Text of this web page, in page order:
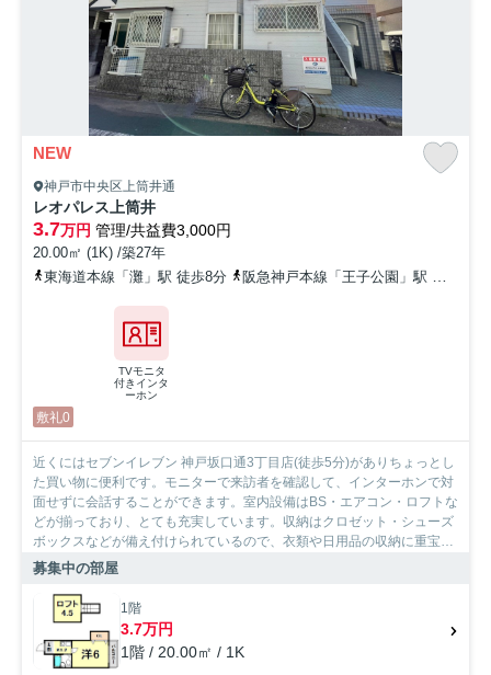
NEW
神戸市中央区上筒井通
レオパレス上筒井
3.7万円 管理/共益費3,000円
20.00㎡ (1K) /築27年
東海道本線「灘」駅 徒歩8分
阪急神戸本線「王子公園」駅 徒歩8分
TVモニタ
付きインタ
ーホン
敷礼0
近くにはセブンイレブン 神戸坂口通3丁目店(徒歩5分)がありちょっとし
た買い物に便利です。モニターで来訪者を確認して、インターホンで対
面せずに会話することができます。室内設備はBS・エアコン・ロフトな
どが揃っており、とても充実しています。収納はクロゼット・シューズ
ボックスなどが備え付けられているので、衣類や日用品の収納に重宝し
ます。一口コンロが付いています。インターネットをご利用いただけま
SumoSumoお問い合わせ窓口にお伝えください。お客様の希望条件に合
ったお部屋をご紹介致します。
募集中の部屋
1階
3.7万円
1階 / 20.00㎡ / 1K